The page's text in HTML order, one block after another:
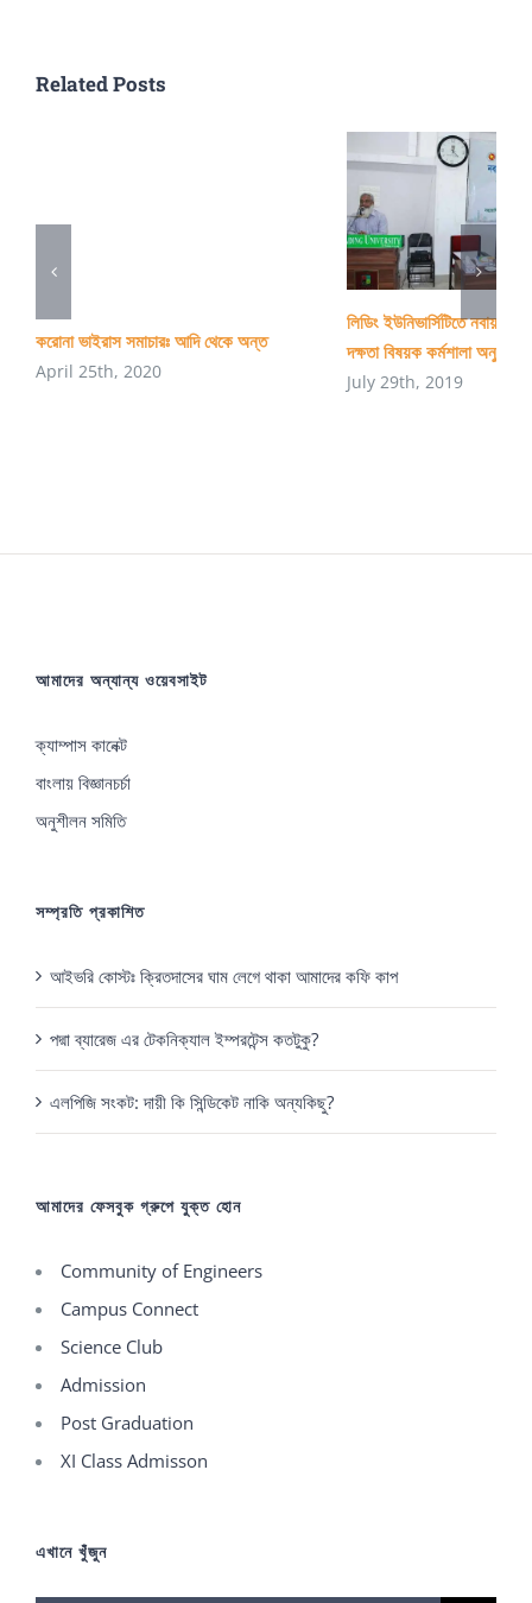
Related Posts
করোনা ভাইরাস সমাচারঃ আদি থেকে অন্ত
April 25th, 2020
লিডিং ইউনিভার্সিটিতে
দক্ষতা বিষয়ক কর্মশালা অনুষ্ঠিত
July 29th, 2019
আমাদের অন্যান্য ওয়েবসাইট
ক্যাম্পাস কানেক্ট
বাংলায় বিজ্ঞানচর্চা
অনুশীলন সমিতি
সম্প্রতি প্রকাশিত
আইভরি কোস্টঃ ক্রিতদাসের ঘাম লেগে থাকা আমাদের কফি কাপ
পদ্মা ব্যারেজ এর টেকনিক্যাল ইম্পরটেন্স কতটুকু?
এলপিজি সংকট: দায়ী কি সিন্ডিকেট নাকি অন্যকিছু?
আমাদের ফেসবুক গ্রুপে যুক্ত হোন
Community of Engineers
Campus Connect
Science Club
Admission
Post Graduation
XI Class Admisson
এখানে খুঁজুন